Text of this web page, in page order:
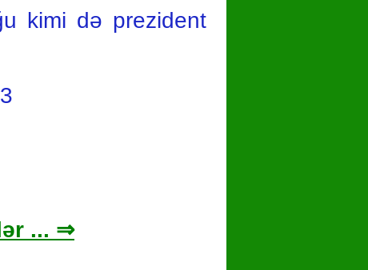
kimi də prezident
... ⇒